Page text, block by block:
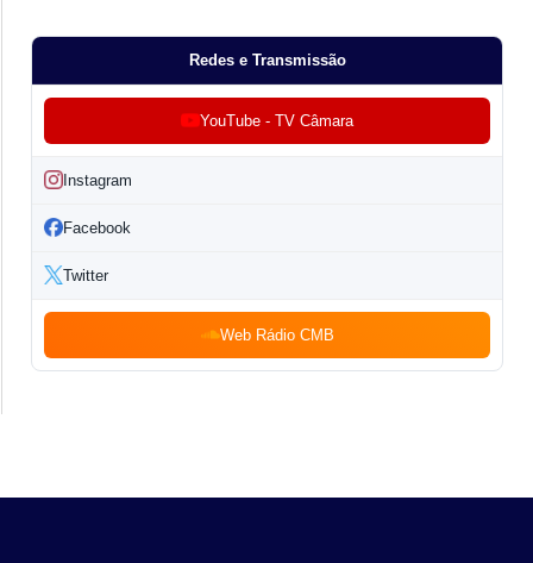
Redes e Transmissão
YouTube - TV Câmara
Instagram
Facebook
Twitter
Web Rádio CMB